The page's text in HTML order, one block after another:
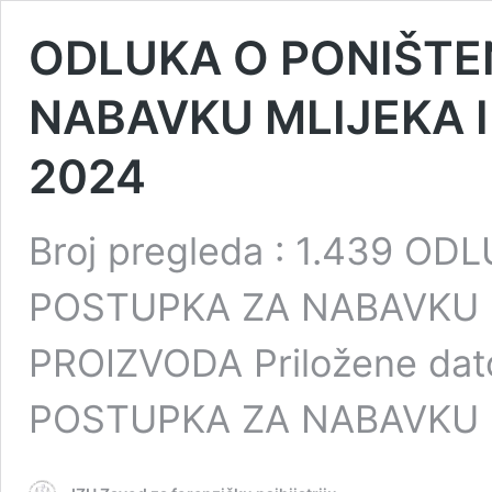
ODLUKA O
NABAVKU MLIJEKA
2024
Broj pregleda : 1.439
POSTUPKA ZA
PROIZVODA Priložene
POSTUPKA ZA